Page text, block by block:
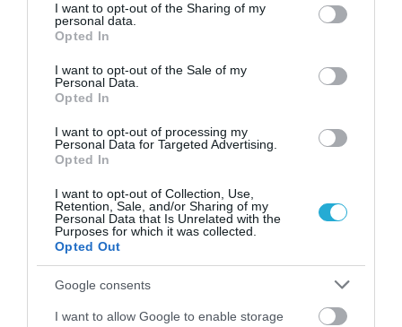
not limited to your visit or usage behaviour. You may click to
grant or deny consent to Google and its third-party tags to
use your data for below specified purposes in below Google
consent section.
I want to opt-out of the Sharing of my
personal data.
Opted In
I want to opt-out of the Sale of my
Personal Data.
Opted In
I want to opt-out of processing my
Personal Data for Targeted Advertising.
Opted In
I want to opt-out of Collection, Use,
Retention, Sale, and/or Sharing of my
Personal Data that Is Unrelated with the
Purposes for which it was collected.
Opted Out
Google consents
I want to allow Google to enable storage
29.06.2026
Ούλρικα Τζόνσον: Η γνωστή
παρουσιάστρια ήρθε στην Ελλάδα & έδειξε
τι της έκανε ο ήλιος – «Με κατέστρεψε»
(βίντεο)
22.06.2026 15:01